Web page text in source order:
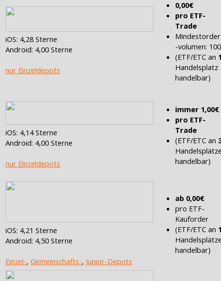
iOS: 4,28 Sterne
Android: 4,00 Sterne
nur Einzeldepots
0,00€
pro ETF-
Trade
Mindestorder
-volumen:
(ETF/ETC an
Handelsplatz
handelbar)
iOS: 4,14 Sterne
Android: 4,00 Sterne
nur Einzeldepots
immer 1,00€
pro ETF-
Trade
(ETF/ETC an
handelbar)
iOS: 4,21 Sterne
Android: 4,50 Sterne
Einzel-, Gemeinschafts-, Junior-Depots
ab 0,00€
pro ETF-
Kauforder
(ETF/ETC an
handelbar)